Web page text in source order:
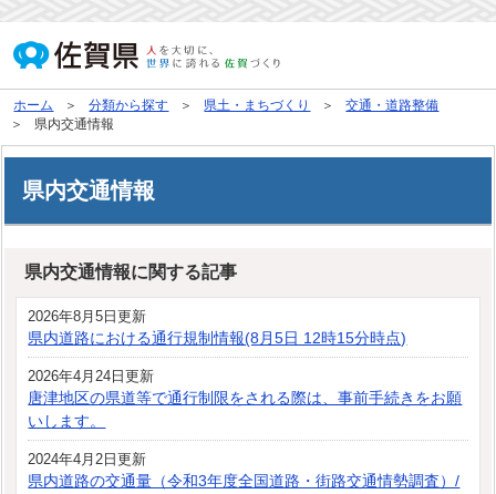
ホーム 分類から探す 県土・まちづくり
交通・道路整備
県内交通情報
県内交通情報
県内交通情報に関する記事
2026年8月5日更新
県内道路における通行規制情報(8月5日 12時15分時点)
2026年4月24日更新
唐津地区の県道等で通行制限をされる際は、事前手続きをお願
いします。
2024年4月2日更新
県内道路の交通量（令和3年度全国道路・街路交通情勢調査）/